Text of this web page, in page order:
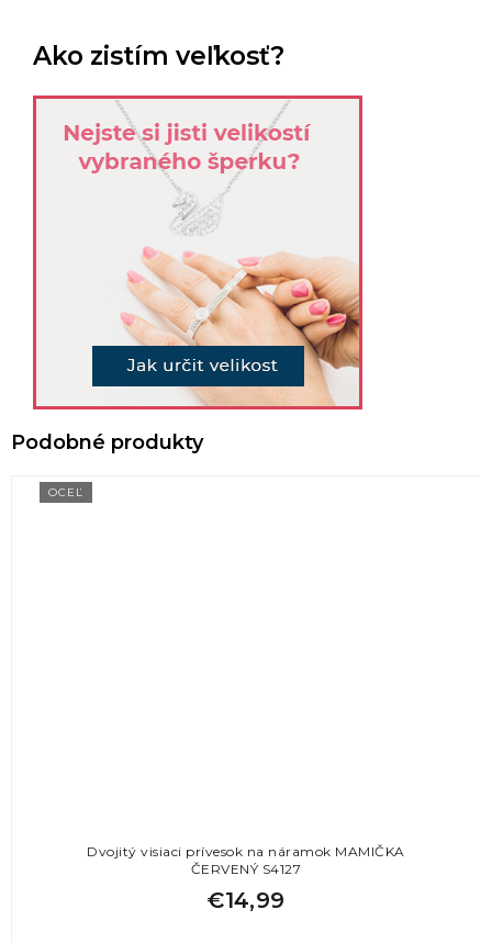
Ako zistím veľkosť?
OCEĽ
Dvojitý visiaci prívesok na náramok MAMIČKA
ČERVENÝ S4127
€14,99